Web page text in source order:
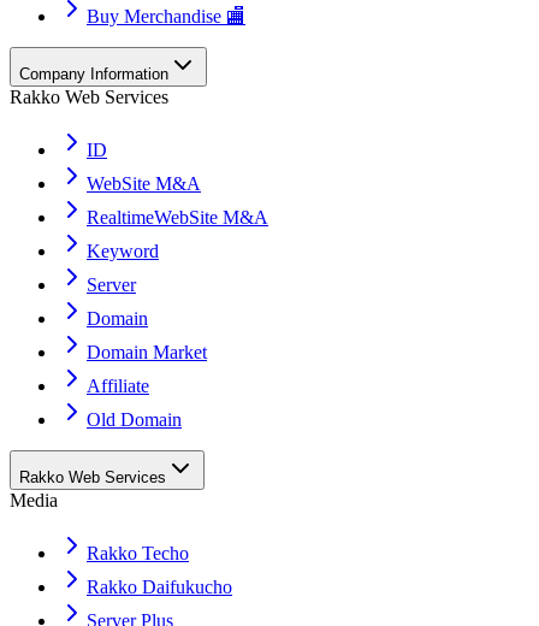
Buy Merchandise 🏬
Company Information
Rakko Web Services
ID
WebSite M&A
RealtimeWebSite M&A
Keyword
Server
Domain
Domain Market
Affiliate
Old Domain
Rakko Web Services
Media
Rakko Techo
Rakko Daifukucho
Server Plus